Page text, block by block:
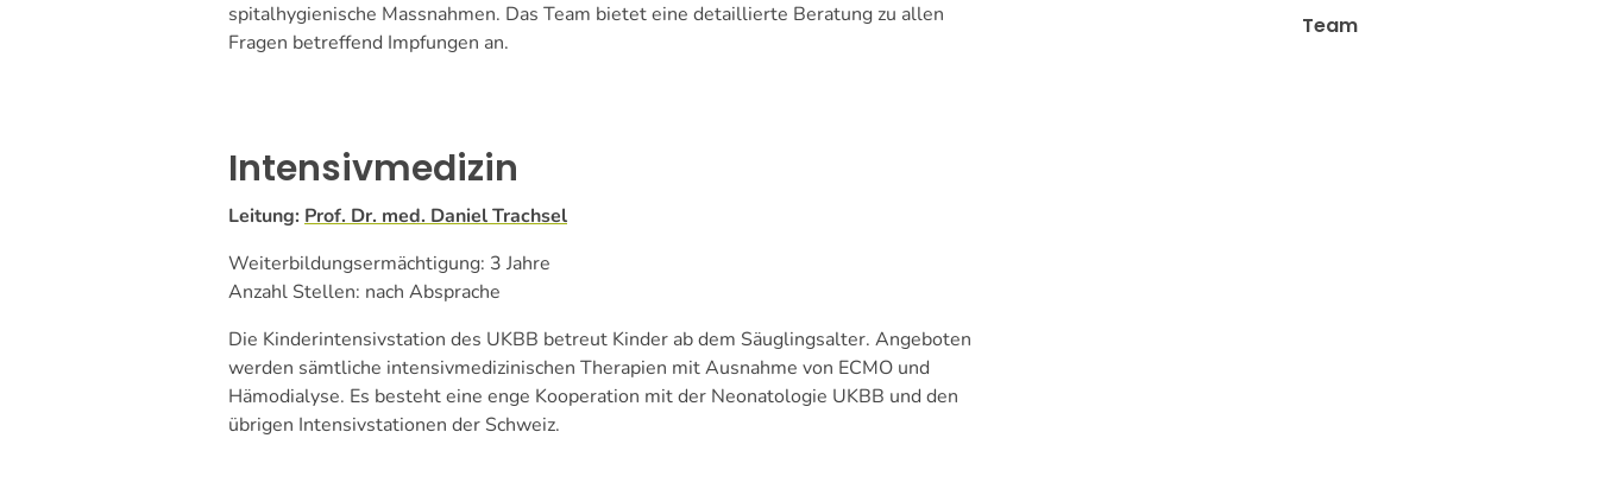
spitalhygienische Massnahmen. Das Team bietet eine detaillierte Beratung zu allen
Fragen betreffend Impfungen an.
Intensivmedizin
Leitung: Prof. Dr. med. Daniel Trachsel
Weiterbildungsermächtigung: 3 Jahre
Anzahl Stellen: nach Absprache
Die Kinderintensivstation des UKBB betreut Kinder ab dem Säuglingsalter. Angeboten
werden sämtliche intensivmedizinischen Therapien mit Ausnahme von ECMO und
Hämodialyse. Es besteht eine enge Kooperation mit der Neonatologie UKBB und den
übrigen Intensivstationen der Schweiz.
Team